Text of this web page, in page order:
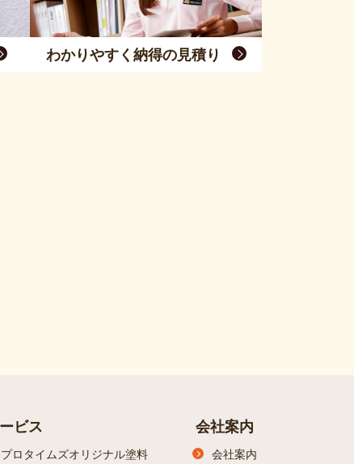
わかりやすく納得の見積り
ビス
プロタイムズオリジナル塗料
会社案内
会社案内